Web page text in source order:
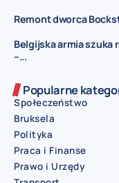
Remont dworca
Belgijska armia
–...
Popularne
Społeczeństwo
Bruksela
Polityka
Praca i Finanse
Prawo i Urzędy